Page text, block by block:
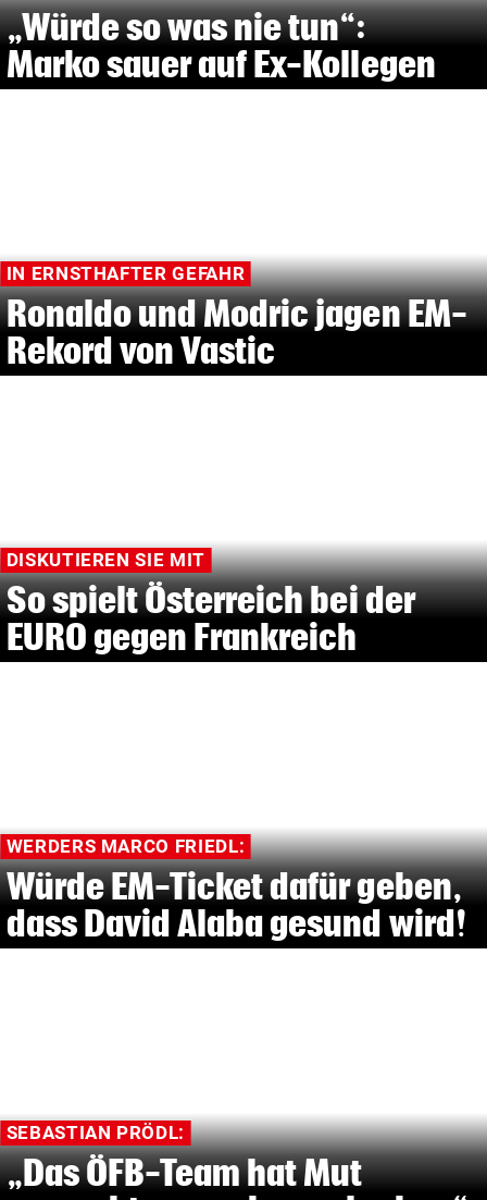
„Würde so was nie tun“:
Marko sauer auf Ex-Kollegen
IN ERNSTHAFTER GEFAHR
Ronaldo und Modric jagen EM-
Rekord von Vastic
DISKUTIEREN SIE MIT
So spielt Österreich bei der
EURO gegen Frankreich
WERDERS MARCO FRIEDL:
Würde EM-Ticket dafür geben,
dass David Alaba gesund wird!
SEBASTIAN PRÖDL:
„Das ÖFB-Team hat Mut